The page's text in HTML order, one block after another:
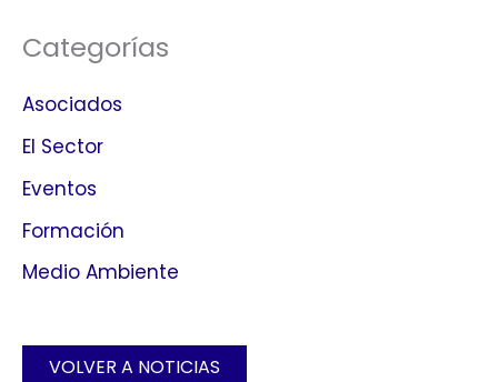
Categorías
Asociados
El Sector
Eventos
Formación
Medio Ambiente
VOLVER A NOTICIAS